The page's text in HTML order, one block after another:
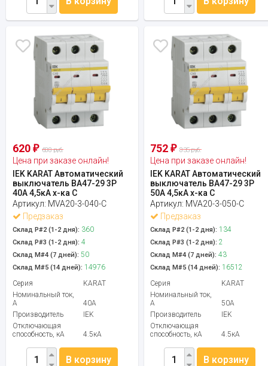
620 ₽ 688 руб.
Цена при заказе онлайн!
IEK KARAT Автоматический
выключатель ВА47-29 3Р
40А 4,5кА х-ка С
Артикул: MVA20-3-040-C
Предзаказ
Склад Р#2 (1-2 дня): 360
Склад Р#3 (1-2 дня): 4
Склад М#4 (7 дней): 50
Склад М#5 (14 дней): 14976
Серия
KARAT
Номинальный ток,
А
40А
Производитель
IEK
Отключающая
способность, кА
4.5кА
В корзину
752₽ 835 руб.
Цена при заказе онлайн!
IEK KARAT Автоматический
выключатель ВА47-29 3Р
50А 4,5кА х-ка С
Артикул: MVA20-3-050-C
Предзаказ
Склад Р#2 (1-2 дня): 134
Склад Р#3 (1-2 дня): 2
Склад М#4 (7 дней): 43
Склад М#5 (14 дней): 16512
Серия
KARAT
Номинальный ток,
А
50А
Производитель
IEK
Отключающая
способность, кА
4.5кА
В корзину